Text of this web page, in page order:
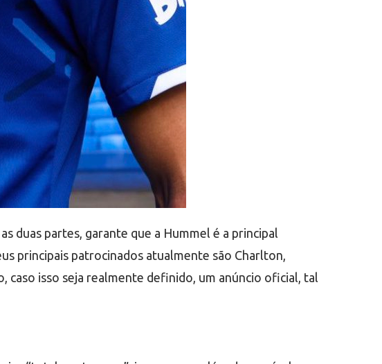
duas partes, garante que a Hummel é a principal
principais patrocinados atualmente são Charlton,
caso isso seja realmente definido, um anúncio oficial, tal